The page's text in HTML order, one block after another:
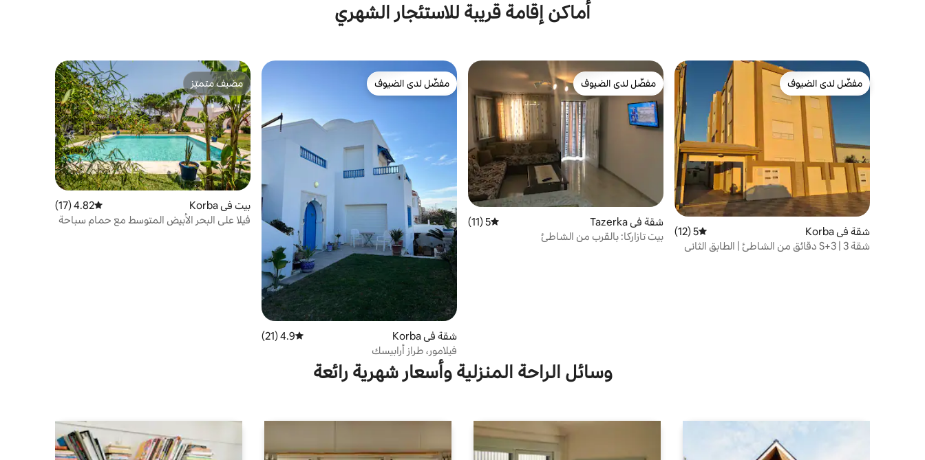
أماكن إقامة قريبة للاستئجار الشهري
مفضّل لدى الضيوف
مفضّل لدى الضيوف
شقة في Korba متوسط التقييم 5 من 5، 12 مراجعات
5 (12)
شقة S+3 | 3 دقائق من الشاطئ | الطابق الثاني
مفضّل لدى الضيوف
مفضّل لدى الضيوف
شقة في Tazerka متوسط التقييم 5 من 5، 11 مراجعات
5 (11)
بيت تازاركا: بالقرب من الشاطئ
مفضّل لدى الضيوف
مفضّل لدى الضيوف
شقة في Korba متوسط التقييم 4.9 من 5، 21 مراجعات
4.9 (21)
فيلامور، طراز أرابيسك
مضيف متميّز
مضيف متميّز
بيت في Korba متوسط التقييم 4.82 من 5، 17 مراجعات
4.82 (17)
فيلا على البحر الأبيض المتوسط مع حمام سباحة
وسائل الراحة المنزلية وأسعار شهرية رائعة